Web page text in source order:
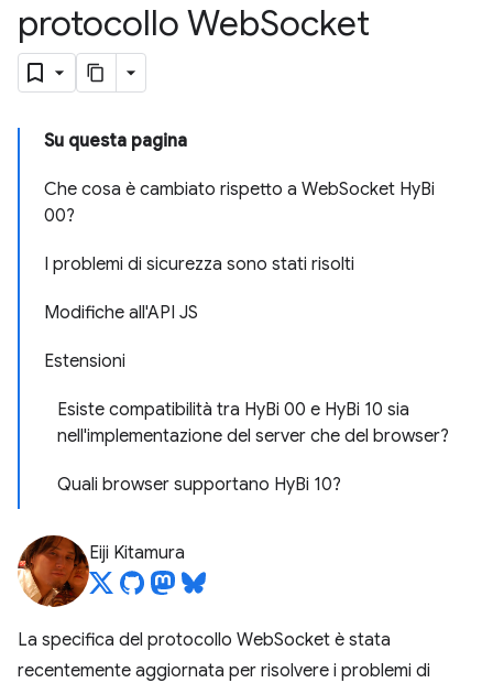
protocollo WebSocket
Su questa pagina
Che cosa è cambiato rispetto a WebSocket HyBi
00?
I problemi di sicurezza sono stati risolti
Modifiche all'API JS
Estensioni
Esiste compatibilità tra HyBi 00 e HyBi 10 sia
nell'implementazione del server che del browser?
Quali browser supportano HyBi 10?
Eiji Kitamura
La specifica del protocollo WebSocket è stata
recentemente aggiornata per risolvere i problemi di